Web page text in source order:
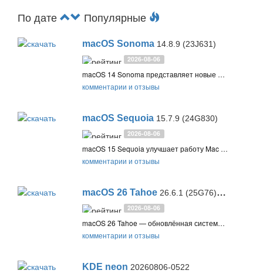
По дате Популярные
macOS Sonoma 14.8.9 (23J631)
2026-08-06
macOS 14 Sonoma представляет новые функции для Mac, включая интерактивные виджеты, профили в Safari, новый игровой режим и Visual Look Up для определения объектов на фото и видео
комментарии и отзывы
macOS Sequoia 15.7.9 (24G830)
2026-08-06
macOS 15 Sequoia улучшает работу Mac с новыми функциями, включая Apple Intelligence для умных предложений, Видеоповтор iPhone для управления iPhone на Mac, усовершенствованный Safari и новые игровые возможности
комментарии и отзывы
macOS 26 Tahoe 26.6.1 (25G76) / 26.6 Developer beta 5 (25G5065a)
2026-08-06
macOS 26 Tahoe — обновлённая система с новым дизайном Liquid Glass, переработанным Spotlight, приложением «Телефон» и интеграцией Apple Intelligence. Поддерживает Видеоповтор iPhone, Live Activities и работает на Mac с Apple Silicon и некоторых Intel-моделях
комментарии и отзывы
KDE neon 20260806-0522